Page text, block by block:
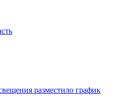
разместило график